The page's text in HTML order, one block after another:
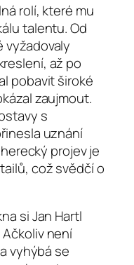
rolí, které mu
talentu. Od
vyžadovaly
až po
pobavit široké
zaujmout.
s
uznání
projev je
což svědčí o
si Jan Hartl
není
vyhýbá se